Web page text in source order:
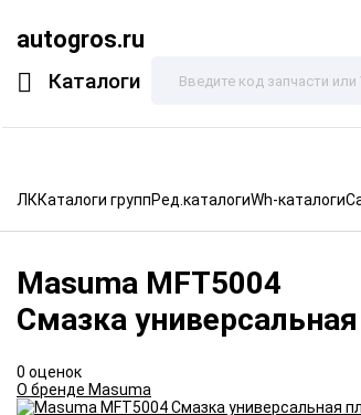
autogros.ru
Каталоги
ЛККаталоги группРед.каталогиWh-каталоги
Masuma MFT5004
Смазка
0 оценок
О бренде Masuma